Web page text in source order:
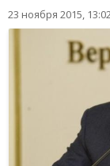
23 ноября 2015,